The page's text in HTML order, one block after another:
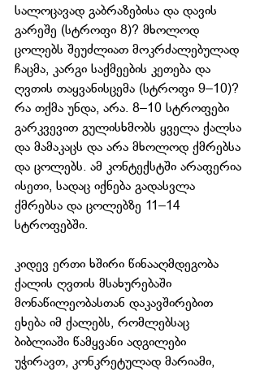
სალოცავად გაბრაზებისა და დავის
გარეშე (სტროფი 8)? მხოლოდ
ცოლებს შეუძლიათ მოკრძალებულად
ჩაცმა, კარგი საქმეების კეთება და
ღვთის თაყვანისცემა (სტროფი 9–10)?
რა თქმა უნდა, არა. 8–10 სტროფები
გარკვევით გულისხმობს ყველა ქალსა
და მამაკაცს და არა მხოლოდ ქმრებსა
და ცოლებს. ამ კონტექსტში არაფერია
ისეთი, სადაც იქნება გადასვლა
ქმრებსა და ცოლებზე 11–14
სტროფებში.
კიდევ ერთი ხშირი წინააღმდეგობა
ქალის ღვთის მსახურებაში
მონაწილეობასთან დაკავშირებით
ეხება იმ ქალებს, რომლებსაც
ბიბლიაში წამყვანი ადგილები
უჭირავთ, კონკრეტულად მარიამი,